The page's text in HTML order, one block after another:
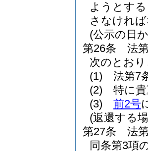
ようとす
さなけれ
(公示の日
第26条
法
次のとお
(1)
法第7
(2)
特に
(3)
前2号
(返還する
第27条
法
同条第3項